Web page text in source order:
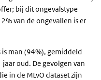
bij dit ongevalstype
van de ongevallen is er
man (94%), gemiddeld
oud. De gevolgen van
in de MLvO dataset zijn